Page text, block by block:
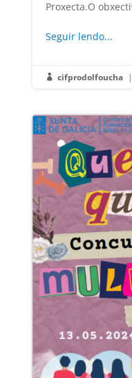
Proxecta.O
Seguir lendo...
 cifprodolfoucha |